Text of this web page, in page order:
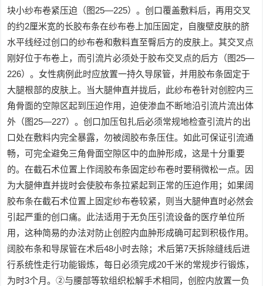
块小纱布卷紧压迫（图25—225）。创口覆盖敷料后，再用交叉
的约2厘米宽的长胶布条在纱布卷上加压固定，自腹壁皮肤的脐
水平线经过创口的纱布卷和敷料直至臀后方的皮肤上。其交叉点
刚好位于布卷上，而引流片必须处于胶布交叉点的后方（图25—
226）。女性病例此时应放置一持久导尿管，并用胶布条固定于
大腿根部的皮肤上。当大腿伸直并拢后，此纱布卷针对创腔内三
角骨面的空隙区起到压迫作用，迫使渗血不断地沿引流片流出体
外（图25—227）。创口加压包扎后必须常规地检查引流片的出
口处在敷料内完全暴露，勿被阔胶布条压住。如此可保证引流通
畅，可完全避免三角骨面空隙区中的血肿形成，这是十分重要
的。在截石术位置上作阔胶布条固定纱布卷时要稍微松一点。因
为大腿伸直并拢时会使胶布条拉紧起到正常的压迫作用；如果阔
胶布条在截石术位置上固定纱布卷较紧，则当大腿伸直时必然会
引起严重的创口痛。此法适用于无负压引流设备的医疗单位所
用，这种简易的办法对防止创腔内血肿形成确可起到积极作用。
阔胶布条和导尿管在术后48小时去除；术后第7天拆除缝线后进
行系统性走行功能锻炼，每日必须完成20千米的常规步行锻炼，
为时3个月。②与腰部等软组织松解手术相同，创腔内放置一负